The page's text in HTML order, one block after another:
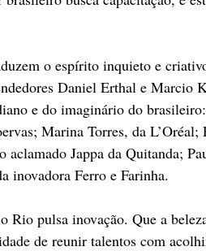
o espírito inquieto e
Daniel Erthal e Marcio
e do imaginário do
Marina Torres, da L’Oréal;
Jappa da Quitanda;
inovadora Ferro e Farinha.
Rio pulsa inovação. Que a
de reunir talentos com